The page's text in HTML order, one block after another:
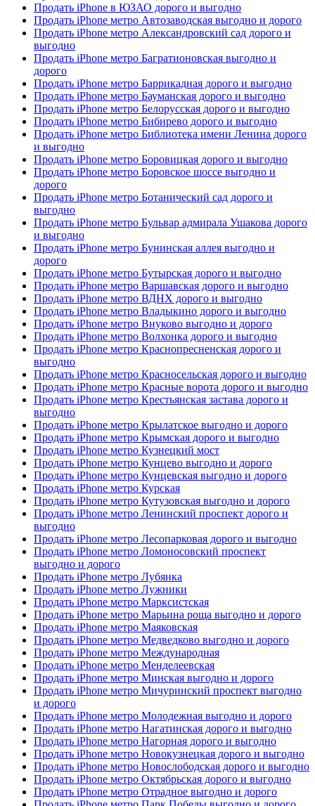
Продать iPhone в ЮЗАО дорого и выгодно
Продать iPhone метро Автозаводская выгодно и дорого
Продать iPhone метро Александровский сад дорого и
выгодно
Продать iPhone метро Багратионовская выгодно и
дорого
Продать iPhone метро Баррикадная дорого и выгодно
Продать iPhone метро Бауманская дорого и выгодно
Продать iPhone метро Белорусская дорого и выгодно
Продать iPhone метро Бибирево дорого и выгодно
Продать iPhone метро Библиотека имени Ленина дорого
и выгодно
Продать iPhone метро Боровицкая дорого и выгодно
Продать iPhone метро Боровское шоссе выгодно и
дорого
Продать iPhone метро Ботанический сад дорого и
выгодно
Продать iPhone метро Бульвар адмирала Ушакова дорого
и выгодно
Продать iPhone метро Бунинская аллея выгодно и
дорого
Продать iPhone метро Бутырская дорого и выгодно
Продать iPhone метро Варшавская дорого и выгодно
Продать iPhone метро ВДНХ дорого и выгодно
Продать iPhone метро Владыкино дорого и выгодно
Продать iPhone метро Внуково выгодно и дорого
Продать iPhone метро Волхонка дорого и выгодно
Продать iPhone метро Краснопресненская дорого и
выгодно
Продать iPhone метро Красносельская дорого и выгодно
Продать iPhone метро Красные ворота дорого и выгодно
Продать iPhone метро Крестьянская застава дорого и
выгодно
Продать iPhone метро Крылатское выгодно и дорого
Продать iPhone метро Крымская дорого и выгодно
Продать iPhone метро Кузнецкий мост
Продать iPhone метро Кунцево выгодно и дорого
Продать iPhone метро Кунцевская выгодно и дорого
Продать iPhone метро Курская
Продать iPhone метро Кутузовская выгодно и дорого
Продать iPhone метро Ленинский проспект дорого и
выгодно
Продать iPhone метро Лесопарковая дорого и выгодно
Продать iPhone метро Ломоносовский проспект
выгодно и дорого
Продать iPhone метро Лубянка
Продать iPhone метро Лужники
Продать iPhone метро Марксистская
Продать iPhone метро Марьина роща выгодно и дорого
Продать iPhone метро Маяковская
Продать iPhone метро Медведково выгодно и дорого
Продать iPhone метро Международная
Продать iPhone метро Менделеевская
Продать iPhone метро Минская выгодно и дорого
Продать iPhone метро Мичуринский проспект выгодно
и дорого
Продать iPhone метро Молодежная выгодно и дорого
Продать iPhone метро Нагатинская дорого и выгодно
Продать iPhone метро Нагорная дорого и выгодно
Продать iPhone метро Новокузнецкая дорого и выгодно
Продать iPhone метро Новослободская дорого и выгодно
Продать iPhone метро Октябрьская дорого и выгодно
Продать iPhone метро Отрадное выгодно и дорого